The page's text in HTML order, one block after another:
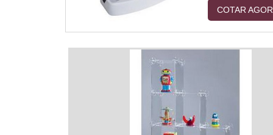
um. Além
pode ser
escolha certa
COTAR